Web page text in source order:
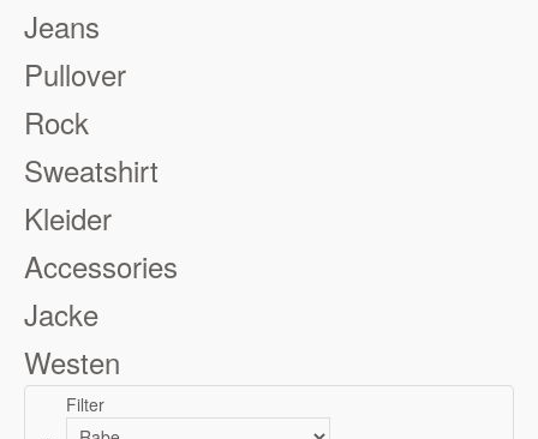
Jeans
Pullover
Rock
Sweatshirt
Kleider
Accessories
Jacke
Westen
Filter